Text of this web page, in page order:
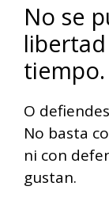
No se
tiempo.
O
No basta
ni con
gustan.